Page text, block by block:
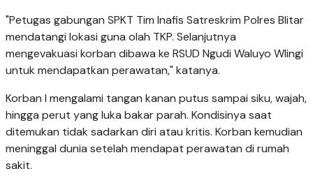
"Petugas gabungan SPKT Tim Inafis Satreskrim Polres Blitar
mendatangi lokasi guna olah TKP. Selanjutnya
mengevakuasi korban dibawa ke RSUD Ngudi Waluyo Wlingi
untuk mendapatkan perawatan," katanya.
Korban I mengalami tangan kanan putus sampai siku, wajah,
hingga perut yang luka bakar parah. Kondisinya saat
ditemukan tidak sadarkan diri atau kritis. Korban kemudian
meninggal dunia setelah mendapat perawatan di rumah
sakit.